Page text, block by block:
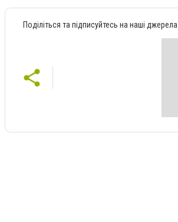
Поділіться та підписуйтесь на наші джерела